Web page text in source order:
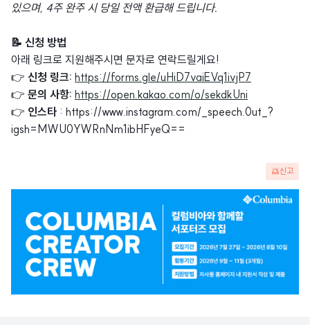
있으며, 4주 완주 시 당일 전액 환급해 드립니다.
📝 신청 방법
아래 링크로 지원해주시면 문자로 연락드릴게요!
👉 신청 링크: https://forms.gle/uHiD7vaiEVq1ivjP7
👉 문의 사항: https://open.kakao.com/o/sekdkUni
👉 인스타 : https://www.instagram.com/_speech.0ut_?
igsh=MWU0YWRnNm1ibHFyeQ==
신고